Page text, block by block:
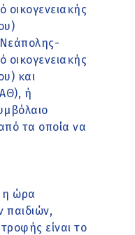
οικογενειακής
οικογενειακής
και
ή
τα οποία να
η ώρα
είναι το